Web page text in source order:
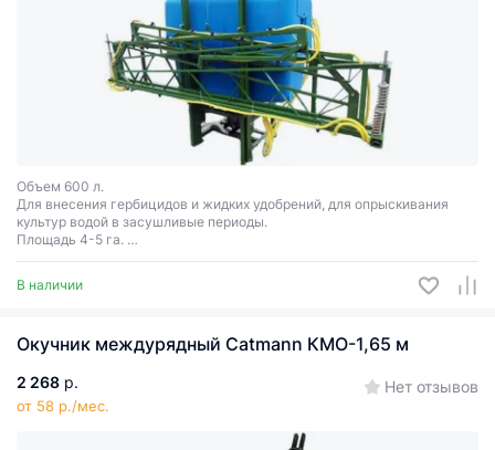
Объем 600 л.
Для внесения гербицидов и жидких удобрений, для опрыскивания
культур водой в засушливые периоды.
Площадь 4-5 га.
Тройные форсунки-распылители.
В наличии
Окучник междурядный Catmann КМО-1,65 м
2 268 р.
от 58 р./мес.
Нет отзывов